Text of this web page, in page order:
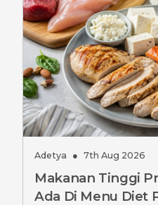
Adetya ● 7th Aug 2026
Makanan Tinggi
Ada Di Menu Diet